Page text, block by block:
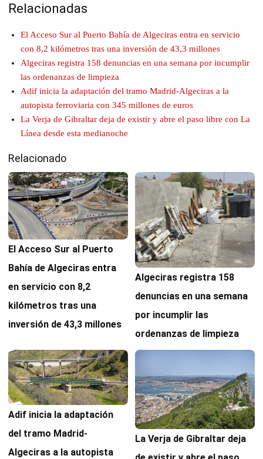
Relacionadas
El Acceso Sur al Puerto Bahía de Algeciras entra en servicio
con 8,2 kilómetros tras una inversión de 43,3 millones
Algeciras registra 158 denuncias en una semana por incumplir
las ordenanzas de limpieza
Adif inicia la adaptación del tramo Madrid-Algeciras a la
autopista ferroviaria con 345 millones de euros
La Verja de Gibraltar deja de existir y abre el paso libre con La
Línea desde esta medianoche
Relacionado
El Acceso Sur al Puerto
Bahía de Algeciras entra
en servicio con 8,2
kilómetros tras una
inversión de 43,3 millones
Algeciras registra 158
denuncias en una semana
por incumplir las
ordenanzas de limpieza
Adif inicia la adaptación
del tramo Madrid-
Algeciras a la autopista
La Verja de Gibraltar deja